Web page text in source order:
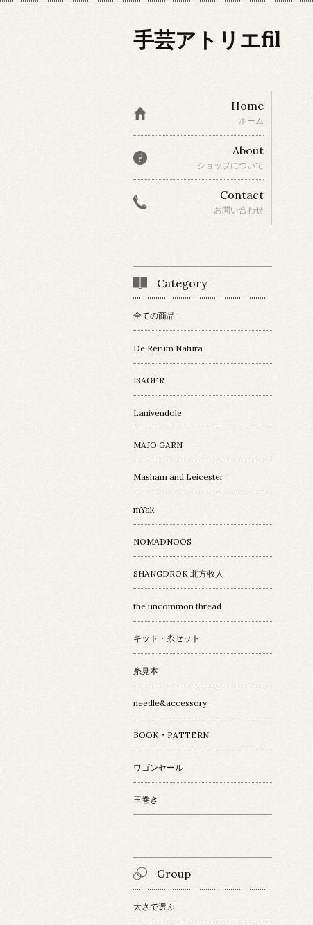
手芸アトリエfil
Home
ホーム
About
ショップについて
Contact
お問い合わせ
Category
全ての商品
De Rerum Natura
ISAGER
Lanivendole
MAJO GARN
Masham and Leicester
mYak
NOMADNOOS
SHANGDROK 北方牧人
the uncommon thread
キット・糸セット
糸見本
needle&accessory
BOOK・PATTERN
ワゴンセール
玉巻き
Group
太さで選ぶ